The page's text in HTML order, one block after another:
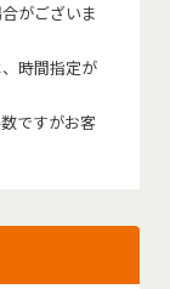
がございま
時間指定が
ですがお客